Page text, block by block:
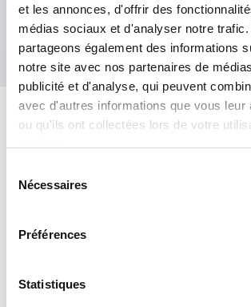
et les annonces, d'offrir des
médias sociaux et d'analyser notre trafic.
partageons également des informations
notre site avec nos partenaires de
publicité et d'analyse, qui peuvent
avec d'autres informations que vous leur
ou qu'ils ont collectées lors de votre
Nécessaires
Préférences
Statistiques
fond jaune, inscription noire
Spécifications